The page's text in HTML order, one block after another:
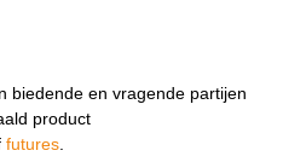
biedende en vragende partijen
product
futures